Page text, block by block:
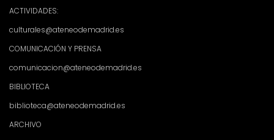
ACTIVIDADES:
culturales@ateneodemadrid.es
COMUNICACIÓN Y PRENSA
comunicacion@ateneodemadrid.es
BIBLIOTECA
biblioteca@ateneodemadrid.es
ARCHIVO